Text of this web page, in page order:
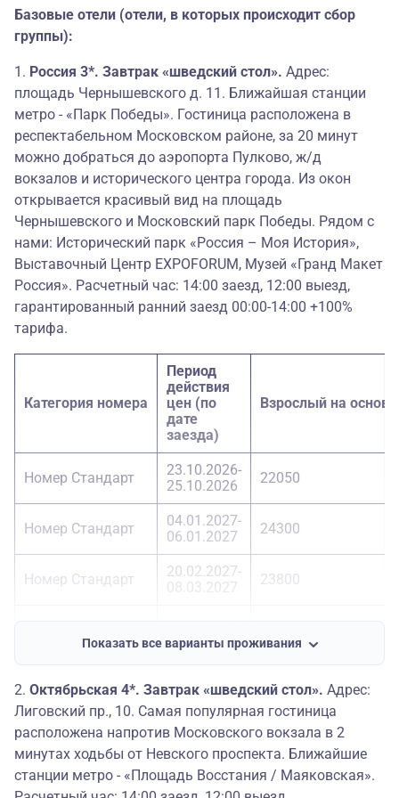
Базовые отели (отели, в которых происходит сбор
группы):
1. Россия 3*. Завтрак «шведский стол». Адрес:
площадь Чернышевского д. 11. Ближайшая станции
метро - «Парк Победы». Гостиница расположена в
респектабельном Московском районе, за 20 минут
можно добраться до аэропорта Пулково, ж/д
вокзалов и исторического центра города. Из окон
открывается красивый вид на площадь
Чернышевского и Московский парк Победы. Рядом с
нами: Исторический парк «Россия – Моя История»,
Выставочный Центр EXPOFORUM, Музей «Гранд Макет
Россия». Расчетный час: 14:00 заезд, 12:00 выезд,
гарантированный ранний заезд 00:00-14:00 +100%
тарифа.
Категория номера
Период
действия
цен (по
дате
заезда)
Взрослый на
Номер Стандарт
23.10.2026-
25.10.2026
22050
Номер Стандарт
04.01.2027-
06.01.2027
24300
Номер Стандарт
20.02.2027-
08.03.2027
23800
11.04.2027
одноместный
25.10.2026
Номер Бизнес
одноместный
04.01.2027-
08.03.2027
-
Номер Бизнес
одноместный
09.04.2027-
11.04.2027
-
Показать все варианты проживания
2. Октябрьская 4*. Завтрак «шведский стол». Адрес:
Лиговский пр., 10. Самая популярная гостиница
расположена напротив Московского вокзала в 2
минутах ходьбы от Невского проспекта. Ближайшие
станции метро - «Площадь Восстания / Маяковская».